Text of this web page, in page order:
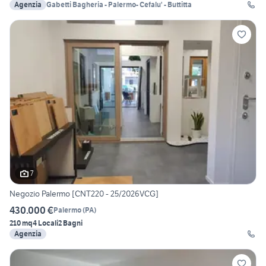
Agenzia Gabetti Bagheria - Palermo- Cefalu' - Buttitta
7
Negozio Palermo [CNT220 - 25/2026VCG]
430.000 €Palermo(PA)
210 mq4 Locali2 Bagni
Agenzia